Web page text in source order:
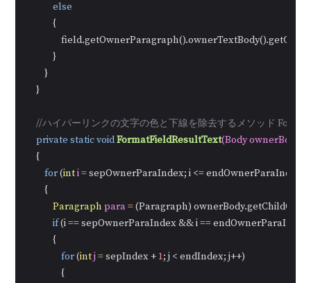
else
            {
            }
        }
    }
//ハイパーリンクの文字の色と下線を除去するメソッド
private staticvoidFormatFieldResultText(Body ownerBody,
    {
for (inti= sepOwnerParaIndex; i <= endOwnerParaIndex;
        {
Paragraph para= (Paragraph)
if (i == sepOwnerParaIndex && i ==
            {
for (intj = sepIndex + 1; j < endIndex; j++)
                {